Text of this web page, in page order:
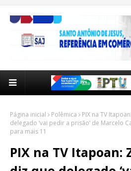
Página inicial Polêmica
PIX na TV
delegado ‘vai pedir a prisão’ de Marcelo
para mais 11
PIX na TV Itapoan: